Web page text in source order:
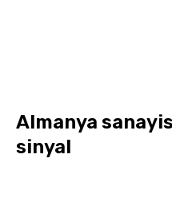
Almanya
sinyal